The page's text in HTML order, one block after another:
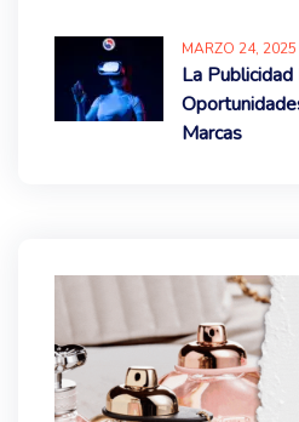
MARZO 24, 2025
La
Marcas